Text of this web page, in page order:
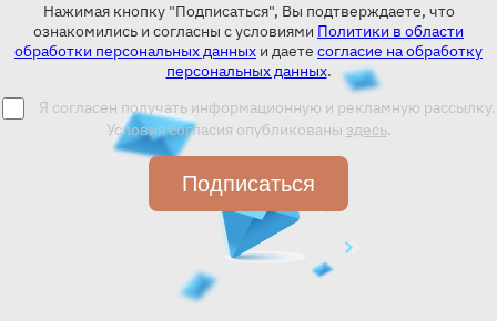
Нажимая кнопку "Подписаться", Вы подтверждаете, что
ознакомились и согласны с условиями Политики в области
обработки персональных данных и даете согласие на обработку
персональных данных.
Я согласен получать информационную и рекламную рассылку.
Условия согласия опубликованы здесь.
Подписаться